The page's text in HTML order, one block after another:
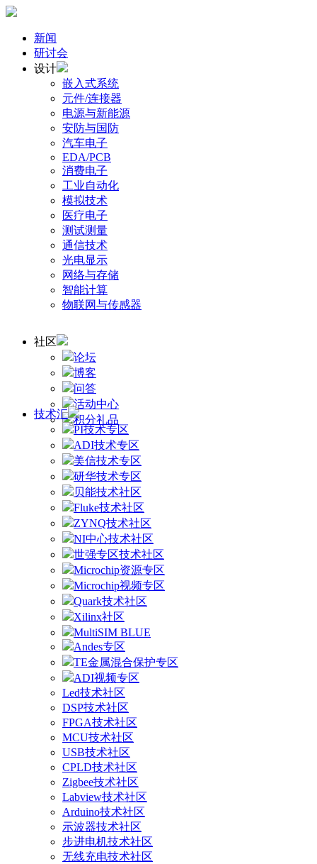
新闻
研讨会
设计
嵌入式系统
元件/连接器
电源与新能源
安防与国防
汽车电子
EDA/PCB
消费电子
工业自动化
模拟技术
医疗电子
测试测量
通信技术
光电显示
网络与存储
智能计算
物联网与传感器
社区
论坛
博客
问答
活动中心
积分礼品
技术汇
PI技术专区
ADI技术专区
美信技术专区
研华技术专区
贝能技术社区
Fluke技术社区
ZYNQ技术社区
NI中心技术社区
世强专区技术社区
Microchip资源专区
Microchip视频专区
Quark技术社区
Xilinx社区
MultiSIM BLUE
Andes专区
TE金属混合保护专区
ADI视频专区
Led技术社区
DSP技术社区
FPGA技术社区
MCU技术社区
USB技术社区
CPLD技术社区
Zigbee技术社区
Labview技术社区
Arduino技术社区
示波器技术社区
步进电机技术社区
无线充电技术社区